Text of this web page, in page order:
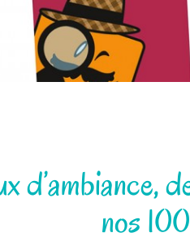
d’ambiance,
nos